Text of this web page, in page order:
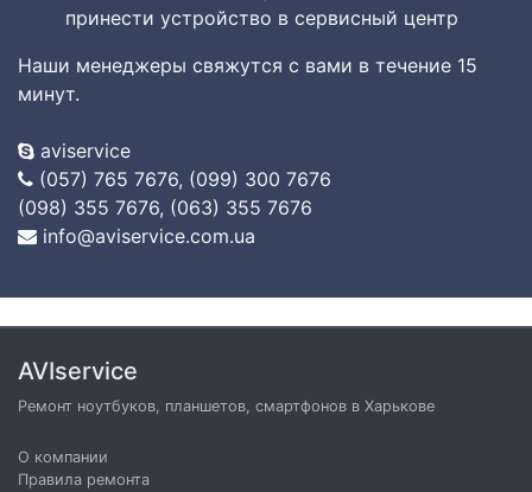
принести устройство в сервисный центр
Наши менеджеры свяжутся с вами в течение 15
минут.
aviservice
(057) 765 7676, (099) 300 7676
(098) 355 7676, (063) 355 7676
info@aviservice.com.ua
AVIservice
Ремонт ноутбуков, планшетов, смартфонов в Харькове
О компании
Правила ремонта